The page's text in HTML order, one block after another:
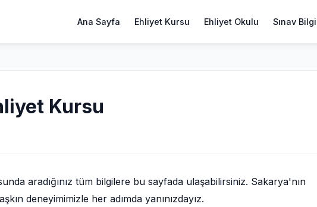
Ana Sayfa Ehliyet Kursu Ehliyet Okulu Sınav
Kursu
aradığınız tüm bilgilere bu sayfada ulaşabilirsiniz. Sakarya'nın
deneyimimizle her adımda yanınızdayız.